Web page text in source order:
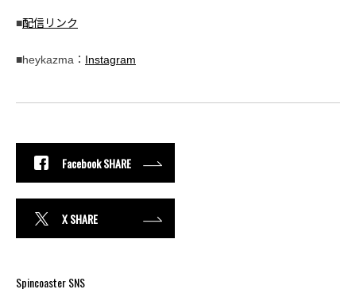
■配信リンク
■heykazma： Instagram
Facebook SHARE
X SHARE
Spincoaster SNS